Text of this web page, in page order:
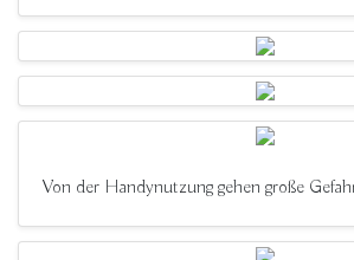
Von der Handynutzung gehen große